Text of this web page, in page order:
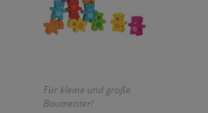
Für kleine und große
Baumeister!